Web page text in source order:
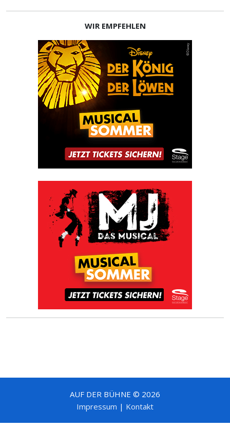
WIR EMPFEHLEN
AUF DER BÜHNE © 2026
Impressum | Kontakt